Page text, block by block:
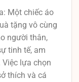
Một chiếc áo
tặng vô cùng
người thân,
tinh tế, am
lựa chọn
thích và cá